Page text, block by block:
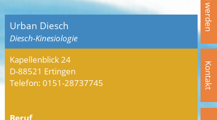
Kontakt
Urban Diesch
Diesch-Kinesiologie
Kapellenblick 24
D-88521 Ertingen
Telefon: 0151-28737745
Beruf